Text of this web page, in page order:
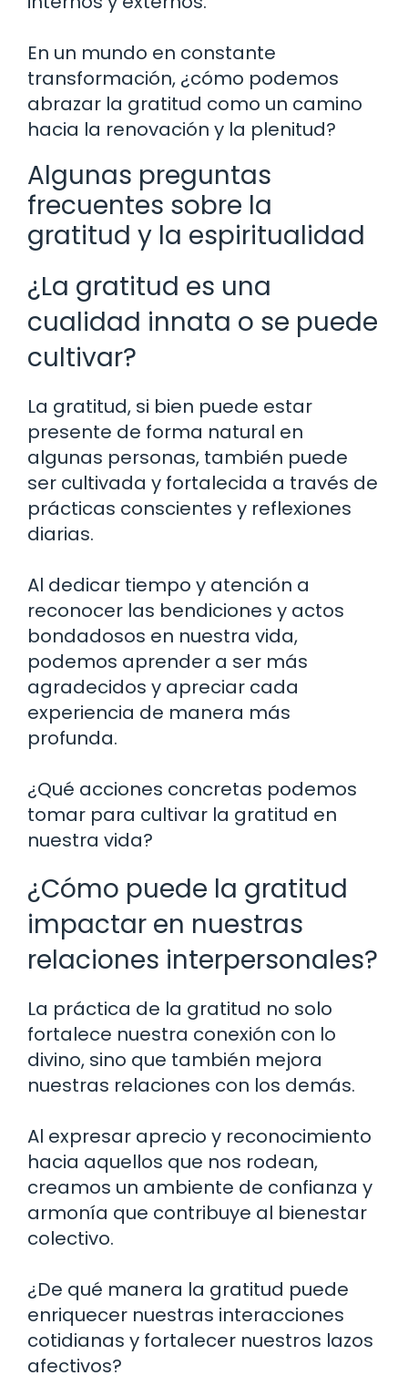
En un mundo en constante
transformación, ¿cómo podemos
abrazar la gratitud como un camino
hacia la renovación y la plenitud?
Algunas preguntas
frecuentes sobre la
gratitud y la espiritualidad
¿La gratitud es una
cualidad innata o se puede
cultivar?
La gratitud, si bien puede estar
presente de forma natural en
algunas personas, también puede
ser cultivada y fortalecida a través de
prácticas conscientes y reflexiones
diarias.
Al dedicar tiempo y atención a
reconocer las bendiciones y actos
bondadosos en nuestra vida,
podemos aprender a ser más
agradecidos y apreciar cada
experiencia de manera más
profunda.
¿Qué acciones concretas podemos
tomar para cultivar la gratitud en
nuestra vida?
¿Cómo puede la gratitud
impactar en nuestras
relaciones interpersonales?
La práctica de la gratitud no solo
fortalece nuestra conexión con lo
divino, sino que también mejora
nuestras relaciones con los demás.
Al expresar aprecio y reconocimiento
hacia aquellos que nos rodean,
creamos un ambiente de confianza y
armonía que contribuye al bienestar
colectivo.
¿De qué manera la gratitud puede
enriquecer nuestras interacciones
cotidianas y fortalecer nuestros lazos
afectivos?